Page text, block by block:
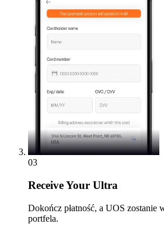
03
ReceiveYour Ultra
Dokończ płatność, a UOS zostanie
portfela.